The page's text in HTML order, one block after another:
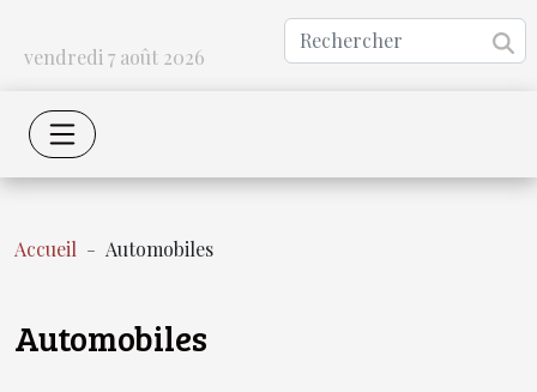
vendredi 7 août 2026
Accueil Automobiles
Automobiles